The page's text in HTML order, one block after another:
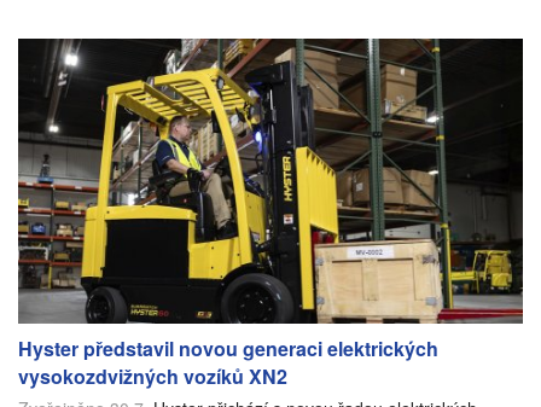
Hyster představil novou generaci elektrických
vysokozdvižných vozíků XN2